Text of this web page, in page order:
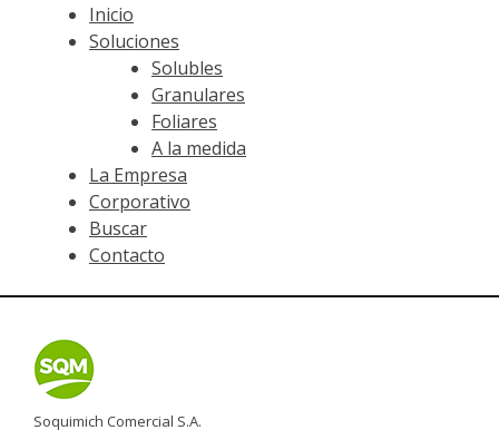
Inicio
Soluciones
Solubles
Granulares
Foliares
A la medida
La Empresa
Corporativo
Buscar
Contacto
Soquimich Comercial S.A.